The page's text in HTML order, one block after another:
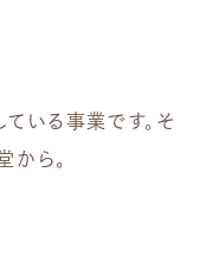
いる事業です。そ
ら。